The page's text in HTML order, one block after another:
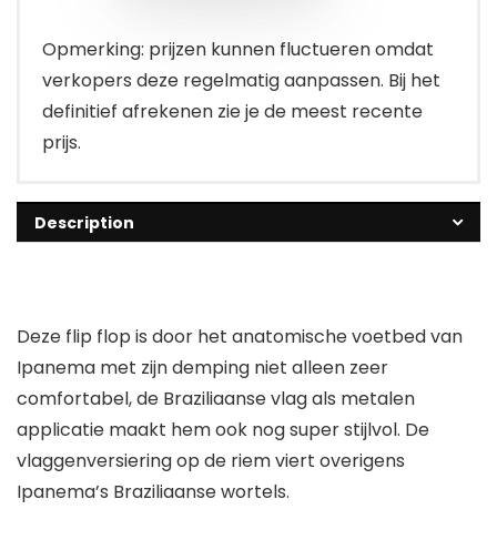
Opmerking: prijzen kunnen fluctueren omdat
verkopers deze regelmatig aanpassen. Bij het
definitief afrekenen zie je de meest recente
prijs.
Description
Deze flip flop is door het anatomische voetbed van
Ipanema met zijn demping niet alleen zeer
comfortabel, de Braziliaanse vlag als metalen
applicatie maakt hem ook nog super stijlvol. De
vlaggenversiering op de riem viert overigens
Ipanema’s Braziliaanse wortels.